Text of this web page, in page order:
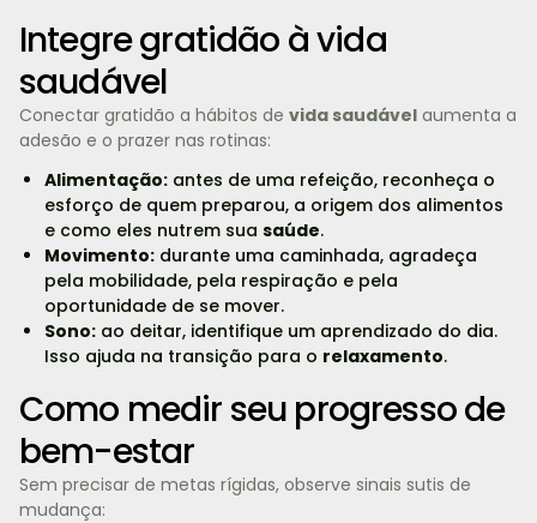
Integre gratidão à vida
saudável
Conectar gratidão a hábitos de vida saudável aumenta a
adesão e o prazer nas rotinas:
Alimentação:antes de uma refeição, reconheça o
esforço de quem preparou, a origem dos alimentos
e como eles nutrem sua saúde.
Movimento:durante uma caminhada, agradeça
pela mobilidade, pela respiração e pela
oportunidade de se mover.
Sono:ao deitar, identifique um aprendizado do dia.
Isso ajuda na transição para o relaxamento.
Como medir seu progresso de
bem-estar
Sem precisar de metas rígidas, observe sinais sutis de
mudança: